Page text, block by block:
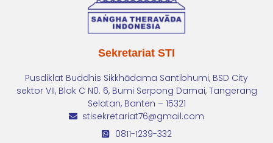
Sekretariat STI
Pusdiklat Buddhis Sikkhādama Santibhumi, BSD City
sektor VII, Blok C N0. 6, Bumi Serpong Damai, Tangerang
Selatan, Banten – 15321
stisekretariat76@gmail.com
0811-1239-332